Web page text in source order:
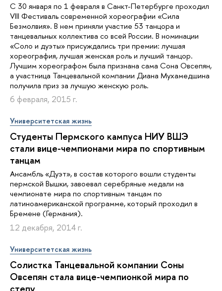
С 30 января по 1 февраля в Санкт-Петербурге проходил
VIII Фестиваль современной хореографии «Сила
Безмолвия». В нем приняли участие 53 танцора и
танцевальных коллектива со всей России. В номинации
«Соло и дуэты» присуждались три премии: лучшая
хореография, лучшая женская роль и лучший танцор.
Лучшим хореографом была признана сама Сона Овсепян,
а участница Танцевальной компании Диана Мухамедшина
получила приз за лучшую женскую роль.
6 февраля, 2015 г.
Университетская жизнь
Студенты Пермского кампуса НИУ ВШЭ
стали вице-чемпионами мира по спортивным
танцам
Ансамбль «Дуэт», в состав которого вошли студенты
пермской Вышки, завоевал серебряные медали на
чемпионате мира по спортивным танцам по
латиноамериканской программе, который проходил в
Бремене (Германия).
12 декабря, 2014 г.
Университетская жизнь
Солистка Танцевальной компании Соны
Овсепян стала вице-чемпионкой мира по